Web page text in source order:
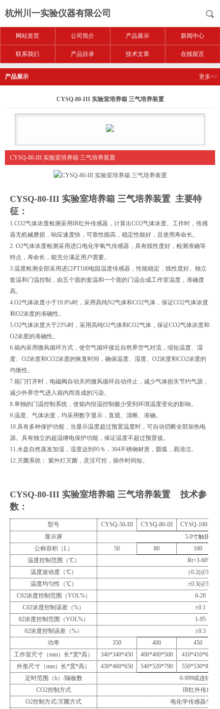
杭州川一实验仪器有限公司
网站首页 公司简介 产品展示 新闻中心
联系我们 产品目录 技术文章 在线留言
产品展示 更多>>
CYSQ-80-III 实验室培养箱 三气培养装置
CYSQ-80-III 实验室培养箱 三气培养装置
CYSQ-80-III 实验室培养箱 三气培养装置 主要特
征：
1.CO2气体浓度检测采用IR红外传感器，计算出CO2气体浓度。工作时，传感
器无机械磨损，响应速度快，可靠性能高，稳定性能好，且使用寿命长。
2. O2气体浓度检测采用进口电化学氧气传感器，具有线性度好，检测准确等
特点，寿命长，能充分满足用户需要。
3.温度检测全部采用进口PT100电阻温度传感器，性能稳定，线性度好。独立
套温和门温控制，由五个面的套温和一个面的门温合成工作室温度，准确度
高。
4.O2气体浓度小于19.8%时，采用高纯N2气体和CO2气体，保证CO2气体浓度
和O2浓度的准确性。
5.O2气体浓度大于23%时，采用高纯O2气体和CO2气体，保证CO2气体浓度和
O2浓度的准确性。
6.箱内采用微风循环方式，使空气循环接近自然界空气对流，缩短温度、湿
度、O2浓度和CO2浓度的恢复时间，确保温度、湿度、O2浓度和CO2浓度的
均衡性。
7.箱门打开时，电磁阀自动关闭微风循环自动停止，减少气体损失节约气源，
减少外界空气进入箱内而造成的污染。
8.单独的门温控制系统，使箱内恒温控制极少受到环境温度变化的影响。
9.温度、气体浓度，均采用数字显示，直观、清晰、准确。
10.具有多种保护功能，当显示温度超过预置温度时，可自动切断全部加热电
源。具有独立的超温继电保护功能，保证温度不超过预置值。
11.水盘自然蒸发加湿，湿度达到95％，304不锈钢材质，圆弧，易清洁。
12.灭菌系统： 紫外灯灭菌，灵活可控，操作时间短。
CYSQ-80-III 实验室培养箱 三气培养装置
技术参
数：
型号 CYSQ-50-III CYSQ-80-III CYSQ-100-III
显示屏
5.0寸触摸屏
公称容积（L） 50 80
100
温度控制范围（℃） Rt+3-60℃
温度波动度（℃） ±0.2(@37)
温度均匀性（℃） ±0.3(@37)
C02浓度控制范围（VOL%）
0-20
C02浓度控制误差（%） ±0.1
02浓度控制范围（VOL%）
1-95
02浓度控制误差（%） ±0. 3
功率
350 400
450
工作室尺寸（mm）长*宽*高） 340*340*450 400*400*500
410*410*600
外形尺寸（mm）长*宽*高） 430*460*650 540*520*790
550*530*890
定时范围（h） /隔板数 0-999或连续
CO2控制方式 IR红外传感器
O2控制方式/灭菌方式 电化学传感器/紫外